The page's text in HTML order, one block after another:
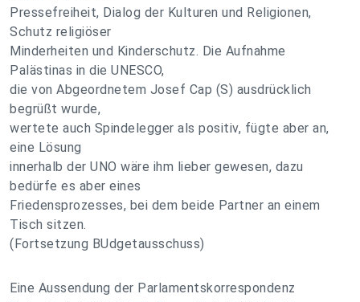
Pressefreiheit, Dialog der Kulturen und Religionen,
Schutz religiöser
Minderheiten und Kinderschutz. Die Aufnahme
Palästinas in die UNESCO,
die von Abgeordnetem Josef Cap (S) ausdrücklich
begrüßt wurde,
wertete auch Spindelegger als positiv, fügte aber an,
eine Lösung
innerhalb der UNO wäre ihm lieber gewesen, dazu
bedürfe es aber eines
Friedensprozesses, bei dem beide Partner an einem
Tisch sitzen.
(Fortsetzung BUdgetausschuss)
Eine Aussendung der Parlamentskorrespondenz